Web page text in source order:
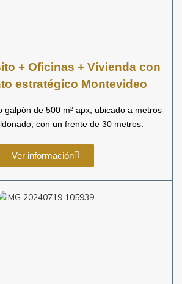
+ Oficinas + Vivienda con
estratégico Montevideo
galpón de 500 m² apx, ubicado a metros
con un frente de 30 metros.
Ver información